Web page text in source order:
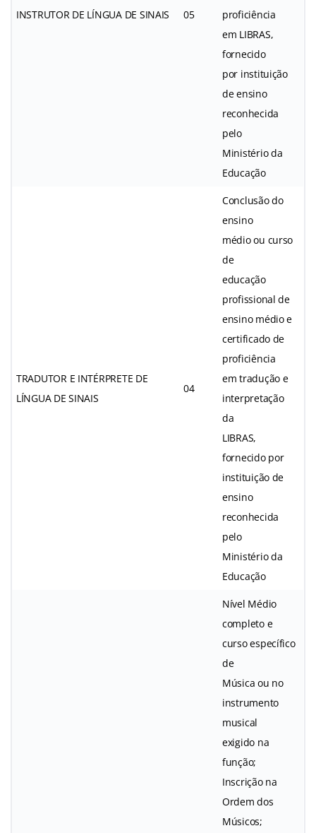
INSTRUTOR DE LÍNGUA DE SINAIS 05
proficiência
em LIBRAS,
fornecido
por instituição
de ensino
reconhecida
pelo
Ministério da
Educação
TRADUTOR E INTÉRPRETE DE
LÍNGUA DE SINAIS
04
Conclusão do
ensino
médio ou curso
de
educação
profissional de
ensino médio e
certificado de
proficiência
em tradução e
interpretação
da
LIBRAS,
fornecido por
instituição de
ensino
reconhecida
pelo
Ministério da
Educação
Nível Médio
completo e
curso específico
de
Música ou no
instrumento
musical
exigido na
função;
Inscrição na
Ordem dos
Músicos;